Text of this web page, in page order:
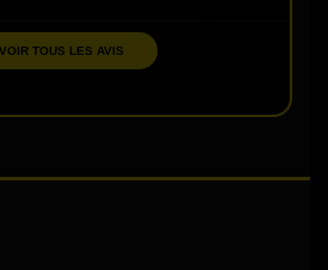
VOIR TOUS LES AVIS